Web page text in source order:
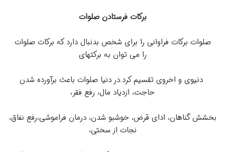
برکات فرستادن صلوات
صلوات برکات فراوانی را برای شخص بدنبال دارد که برکات صلوات
را می توان به برکتهای
دنیوی و اخروی تقسیم کرد.در دنیا صلوات باعث برآورده شدن
حاجت، ازدیاد مال، رفع فقر،
بخشش گناهان، ادای قرض، خوشبو شدن، درمان فراموشی،رفع نفاق،
نجات از سختی،